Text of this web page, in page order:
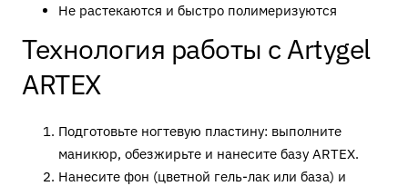
Не растекаются и быстро полимеризуются
Технология работы с Artygel
ARTEX
Подготовьте ногтевую пластину: выполните
маникюр, обезжирьте и нанесите базу ARTEX.
Нанесите фон (цветной гель-лак или база) и